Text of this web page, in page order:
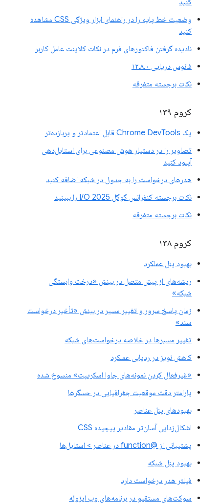
کنید
وضعیت خط پایه را در راهنمای ابزار ویژگی CSS مشاهده
کنید
نادیده گرفتن فاکتورهای فرم در نکات کلاینت عامل کاربر
فانوس دریایی ۱۲.۸.۰
نکات برجسته متفرقه
کروم ۱۳۹
یک Chrome DevTools قابل اعتمادتر و پربازده‌تر
تصاویر را در دستیار هوش مصنوعی برای استایل‌دهی
آپلود کنید
هدرهای درخواست را به جدول در شبکه اضافه کنید
نکات برجسته کنفرانس گوگل I/O 2025 را ببینید
نکات برجسته متفرقه
کروم ۱۳۸
بهبود پنل عملکرد
ریشه‌های از پیش متصل در بینش «درخت وابستگی
شبکه»
زمان پاسخ سرور و تغییر مسیر در بینش «تأخیر درخواست
سند»
تغییر مسیرها در خلاصه درخواست‌های شبکه
کاهش نویز در ردیابی عملکرد
«غیرفعال کردن نمونه‌های جاوا اسکریپت» منسوخ شده
پارامتر دقت موقعیت جغرافیایی در حسگرها
بهبودهای پنل عناصر
اشکال‌زدایی آسان‌تر مقادیر پیچیده CSS
پشتیبانی از @function در عناصر > استایل‌ها
بهبود پنل شبکه
فیلتر هدر درخواست دارد
سوکت‌های مستقیم در برنامه‌های وب ایزوله